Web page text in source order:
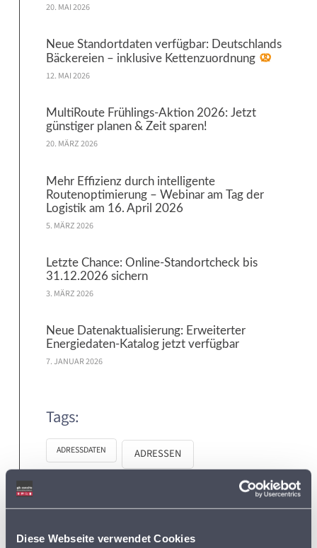
Diese Webseite verwendet Cookies
20. MAI 2026
Neue Standortdaten verfügbar: Deutschlands
Bäckereien – inklusive Kettenzuordnung
12. MAI 2026
MultiRoute Frühlings-Aktion 2026: Jetzt
günstiger planen & Zeit sparen!
20. MÄRZ 2026
Mehr Effizienz durch intelligente
Routenoptimierung – Webinar am Tag der
Logistik am 16. April 2026
5. MÄRZ 2026
Letzte Chance: Online-Standortcheck bis
31.12.2026 sichern
3. MÄRZ 2026
Neue Datenaktualisierung: Erweiterter
Energiedaten-Katalog jetzt verfügbar
7. JANUAR 2026
Tags:
ADRESSDATEN ADRESSEN
ADRESSEN DER SUPERMÄRKTE IN DEUTSCHLAND
AKTIONSPREISE